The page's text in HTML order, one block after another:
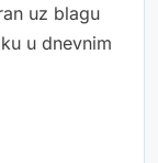
uz blagu
u dnevnim